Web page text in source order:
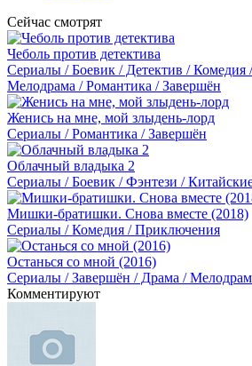
Сейчас смотрят
Чеболь против детектива
Сериалы / Боевик / Детектив /
Мелодрама / Романтика / Завершён
Женись на мне, мой злыдень-лорд
Сериалы / Романтика / Завершён
Облачный владыка 2
Сериалы / Боевик / Фэнтези /
Мишки-братишки. Снова вместе (2018)
Сериалы / Комедия / Приключения
Останься со мной (2016)
Сериалы / Завершён / Драма /
Комментируют